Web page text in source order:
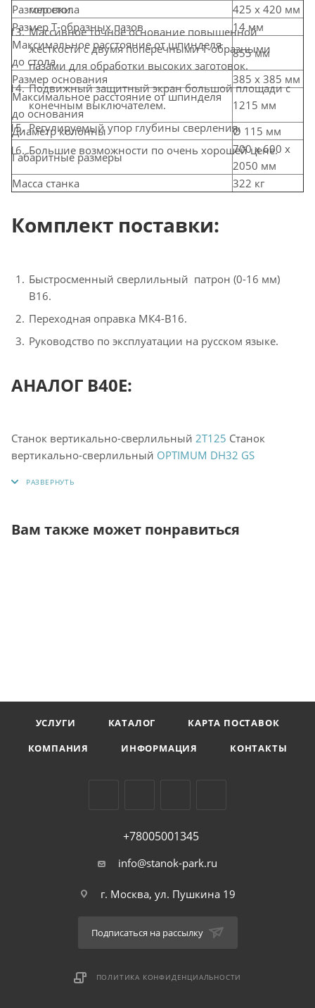
головки.
Массивное точное основание повышенной
жесткости с двумя поперечными Т-образными
пазами для обработки высоких заготовок.
Подвижный защитный экран большой площади с
конечным выключателем.
Регулируемый упор глубины сверления.
Большие возможности по очень хорошей цене.
Размер стола
425 х 420 мм
Размер Т-образных пазов
14 мм
Максимальное расстояние от шпинделя
до стола
855 мм
Размер основания
385 х 385 мм
Максимальное расстояние от шпинделя
до основания
1215 мм
Диаметр колонны
Ø 115 мм
Габаритные размеры
700 х 600 х
2050 мм
Масса станка
322 кг
Комплект поставки:
Быстросменный сверлильный патрон (0-16 мм)
В16.
Переходная оправка МК4-В16.
Руководство по эксплуатации на русском языке.
АНАЛОГ B40E:
Cтанок вертикально-сверлильный 2Т125 Cтанок
вертикально-сверлильный OPTIMUM DH32 GS
Вам также может понравиться
УСЛУГИ КАТАЛОГ
КАРТА ПОСТАВОК
КОМПАНИЯ
ИНФОРМАЦИЯ КОНТАКТЫ
+78005001345
info@stanok-park.ru
г. Москва, ул. Пушкина 19
Подписаться на рассылку
ПОЛИТИКА КОНФИДЕНЦИАЛЬНОСТИ